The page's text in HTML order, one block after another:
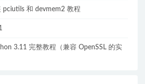
pciutils 和 devmem2 教程
3.11 完整教程（兼容 OpenSSL 的实